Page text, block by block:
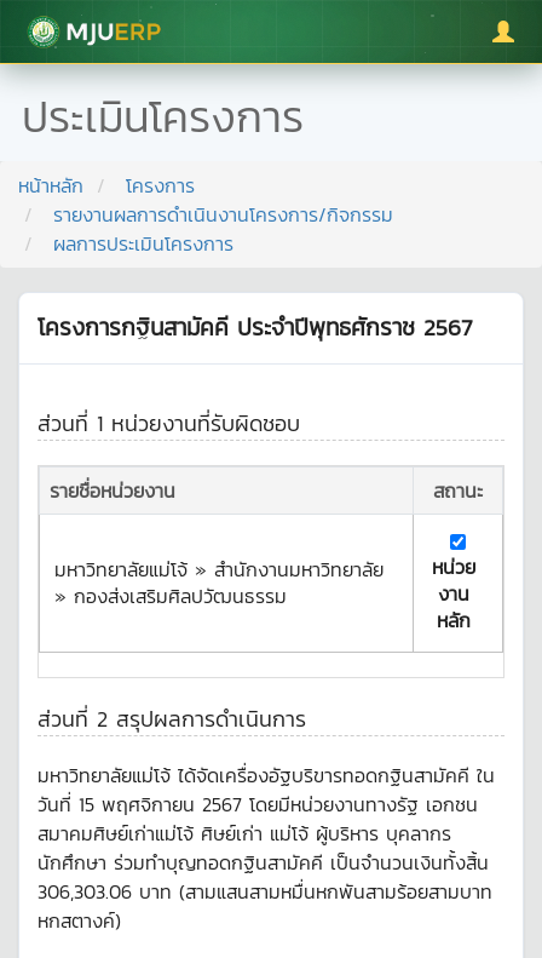
มหาวิทยาลัยแม่โจ้
ประเมินโครงการ
หน้าหลัก
โครงการ
รายงานผลการดำเนินงานโครงการ/กิจกรรม
ผลการประเมินโครงการ
โครงการกฐินสามัคคี ประจำปีพุทธศักราช 2567
ส่วนที่ 1 หน่วยงานที่รับผิดชอบ
รายชื่อหน่วยงาน สถานะ
มหาวิทยาลัยแม่โจ้ » สำนักงานมหาวิทยาลัย
» กองส่งเสริมศิลปวัฒนธรรม
หน่วย
งาน
หลัก
ส่วนที่ 2 สรุปผลการดำเนินการ
มหาวิทยาลัยแม่โจ้ ได้จัดเครื่องอัฐบริขารทอดกฐินสามัคคี ใน
วันที่ 15 พฤศจิกายน 2567 โดยมีหน่วยงานทางรัฐ เอกชน
สมาคมศิษย์เก่าแม่โจ้ ศิษย์เก่า แม่โจ้ ผู้บริหาร บุคลากร
นักศึกษา ร่วมทำบุญทอดกฐินสามัคคี เป็นจำนวนเงินทั้งสิ้น
306,303.06 บาท (สามแสนสามหมื่นหกพันสามร้อยสามบาท
หกสตางค์)